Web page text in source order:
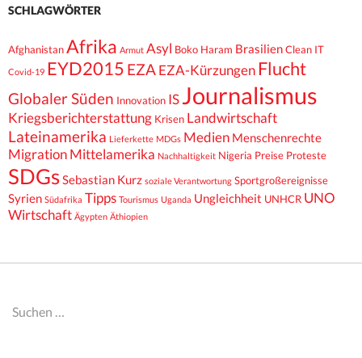
SCHLAGWÖRTER
AfghanistanAfrika Armut Asyl Boko Haram BrasilienClean IT
Covid-19 EYD2015 EZA EZA-Kürzungen Flucht
Globaler Süden Innovation IS Journalismus
Kriegsberichterstattung Krisen Landwirtschaft
Lateinamerika Lieferkette MDGs Medien Menschenrechte
Migration Mittelamerika Nachhaltigkeit Nigeria Preise Proteste
SDGsSebastian Kurz soziale Verantwortung Sportgroßereignisse
Syrien Südafrika Tipps Tourismus Uganda Ungleichheit UNHCR UNO
Wirtschaft Ägypten Äthiopien
Suchen